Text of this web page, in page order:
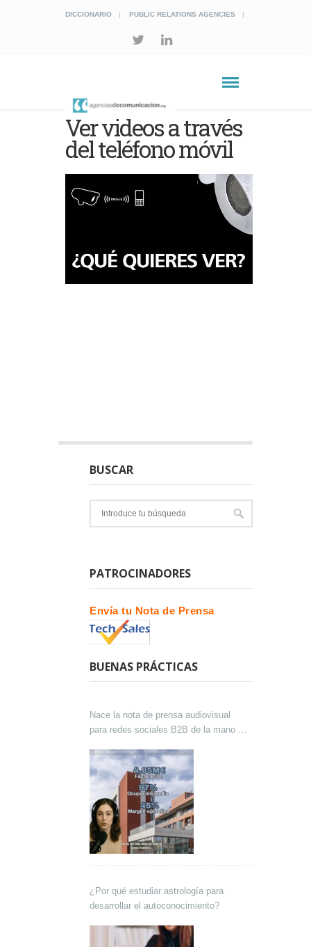
DICCIONARIO PUBLIC RELATIONS AGENCIES
Ver videos a través
del teléfono móvil
BUSCAR
PATROCINADORES
Envía tu Nota de Prensa
BUENAS PRÁCTICAS
Nace la nota de prensa audiovisual
para redes sociales B2B de la mano de
¿Por qué estudiar astrología para
desarrollar el autoconocimiento?